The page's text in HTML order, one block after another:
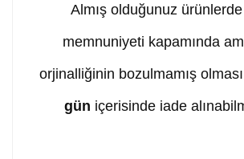
Almış olduğunuz
memnuniyeti kapamında
orjinalliğinin bozulmamış
gün içerisinde iade